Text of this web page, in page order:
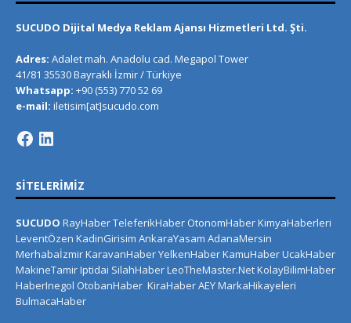
SUCUDO Dijital Medya Reklam Ajansı Hizmetleri Ltd. Şti.
Adres: Adalet mah. Anadolu cad. Megapol Tower
41/81 35530 Bayraklı İzmir / Türkiye
Whatsapp: +90 (553) 770 52 69
e-mail: iletisim[at]sucudo.com
SITELERIMIZ
SUCUDO RayHaberTeleferikHaber OtonomHaberKimyaHaberleri
LeventÖzen KadinGirisim AnkaraYasam AdanaMersin
MerhabaİzmirKaravanHaberYelkenHaberKamuHaberUcakHaber
MakineTamirIptidai SilahHaberLeoTheMaster.NetKolayBilimHaber
HaberInegol OtobanHaber KiraHaberAEYMarkaHikayeleri
BulmacaHaber